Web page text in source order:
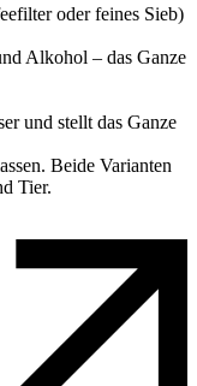
oder feines Sieb)
Alkohol – das Ganze
und stellt das Ganze
Beide Varianten
Tier.